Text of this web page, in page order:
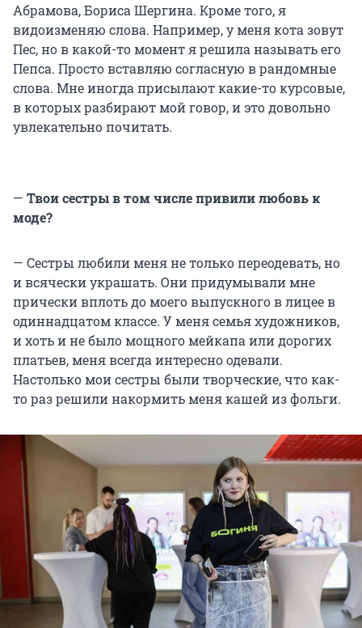
Абрамова, Бориса Шергина. Кроме того, я
видоизменяю слова. Например, у меня кота зовут
Пес, но в какой-то момент я решила называть его
Пепса. Просто вставляю согласную в рандомные
слова. Мне иногда присылают какие-то курсовые,
в которых разбирают мой говор, и это довольно
увлекательно почитать.
— Твои сестры в том числе привили любовь к
моде?
— Сестры любили меня не только переодевать, но
и всячески украшать. Они придумывали мне
прически вплоть до моего выпускного в лицее в
одиннадцатом классе. У меня семья художников,
и хоть и не было мощного мейкапа или дорогих
платьев, меня всегда интересно одевали.
Настолько мои сестры были творческие, что как-
то раз решили накормить меня кашей из фольги.